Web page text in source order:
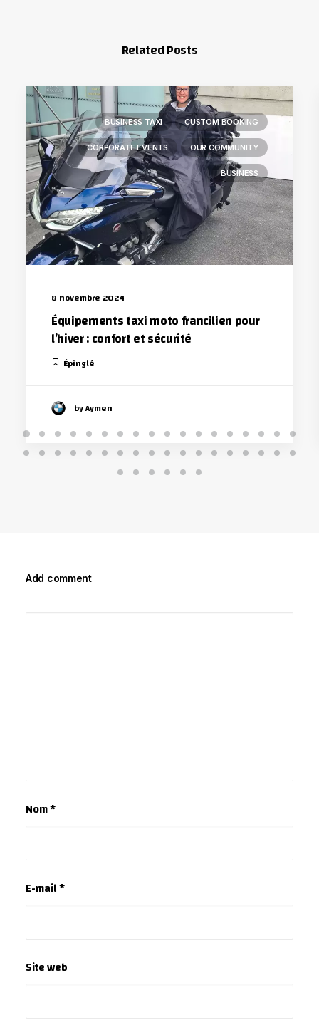
Related Posts
BUSINESS TAXI CUSTOM BOOKING
CORPORATE EVENTS OUR COMMUNITY
BUSINESS
8 novembre 2024
Équipements taxi moto francilien pour
l’hiver : confort et sécurité
Épinglé
by Aymen
Add comment
Nom*
E-mail*
Site web